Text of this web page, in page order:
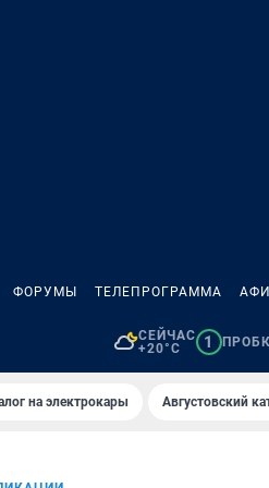
ФОРУМЫ ТЕЛЕПРОГРАММА
СЕЙЧАС
+20°C
1
на электрокары Августовский